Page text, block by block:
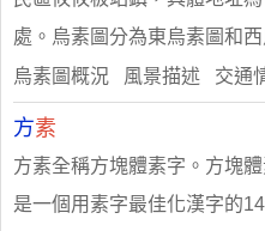
處。烏素圖分為東烏素圖和西
烏素圖概況 風景描述 交通
方素
方素全稱方塊體素字。方塊
是一個用素字最佳化漢字的